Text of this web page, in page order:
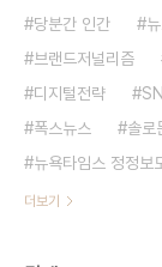
당분간 인간
브랜드저널리즘
디지털전략
폭스뉴스
솔로
뉴욕타임스 정정보
더보기